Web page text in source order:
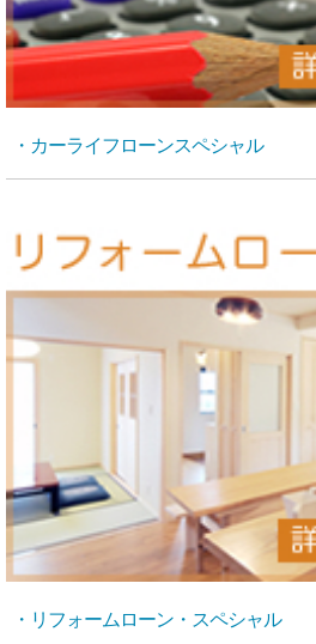
・カーライフローンスペシャル
・リフォームローン・スペシャル